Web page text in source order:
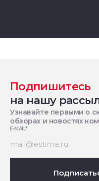
Подпишитесь
на нашу
Узнавайте первыми о
обзорах и новостях
E-MAIL*